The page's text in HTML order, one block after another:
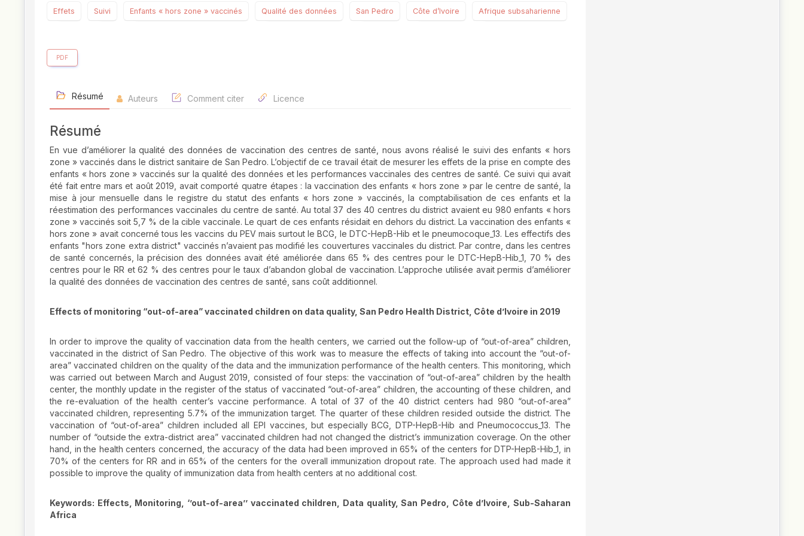
Effets Suivi Enfants « hors zone » vaccinés Qualité des données San Pedro Côte d’Ivoire Afrique subsaharienne
PDF
Résumé Auteurs Comment citer Licence
Résumé
En vue d’améliorer la qualité des données de vaccination des centres de santé, nous avons réalisé le suivi des enfants « hors
zone » vaccinés dans le district sanitaire de San Pedro. L’objectif de ce travail était de mesurer les effets de la prise en compte des
enfants « hors zone » vaccinés sur la qualité des données et les performances vaccinales des centres de santé. Ce suivi qui avait
été fait entre mars et août 2019, avait comporté quatre étapes : la vaccination des enfants « hors zone » par le centre de santé, la
mise à jour mensuelle dans le registre du statut des enfants « hors zone » vaccinés, la comptabilisation de ces enfants et la
réestimation des performances vaccinales du centre de santé. Au total 37 des 40 centres du district avaient eu 980 enfants « hors
zone » vaccinés soit 5,7 % de la cible vaccinale. Le quart de ces enfants résidait en dehors du district. La vaccination des enfants «
hors zone » avait concerné tous les vaccins du PEV mais surtout le BCG, le DTC-HepB-Hib et le pneumocoque_13. Les effectifs des
enfants "hors zone extra district" vaccinés n’avaient pas modifié les couvertures vaccinales du district. Par contre, dans les centres
de santé concernés, la précision des données avait été améliorée dans 65 % des centres pour le DTC-HepB-Hib_1, 70 % des
centres pour le RR et 62 % des centres pour le taux d’abandon global de vaccination. L’approche utilisée avait permis d’améliorer
la qualité des données de vaccination des centres de santé, sans coût additionnel.
Effects of monitoring “out-of-area” vaccinated children on data quality, San Pedro Health District, Côte d’Ivoire in 2019
In order to improve the quality of vaccination data from the health centers, we carried out the follow-up of “out-of-area” children,
vaccinated in the district of San Pedro. The objective of this work was to measure the effects of taking into account the “out-of-
area” vaccinated children on the quality of the data and the immunization performance of the health centers. This monitoring, which
was carried out between March and August 2019, consisted of four steps: the vaccination of “out-of-area” children by the health
center, the monthly update in the register of the status of vaccinated “out-of-area” children, the accounting of these children, and
the re-evaluation of the health center’s vaccine performance. A total of 37 of the 40 district centers had 980 “out-of-area”
vaccinated children, representing 5.7% of the immunization target. The quarter of these children resided outside the district. The
vaccination of “out-of-area” children included all EPI vaccines, but especially BCG, DTP-HepB-Hib and Pneumococcus_13. The
number of “outside the extra-district area” vaccinated children had not changed the district’s immunization coverage. On the other
hand, in the health centers concerned, the accuracy of the data had been improved in 65% of the centers for DTP-HepB-Hib_1, in
70% of the centers for RR and in 65% of the centers for the overall immunization dropout rate. The approach used had made it
possible to improve the quality of immunization data from health centers at no additional cost.
Keywords: Effects, Monitoring, ‘’out-of-area’’ vaccinated children, Data quality, San Pedro, Côte d’Ivoire, Sub-Saharan
Africa